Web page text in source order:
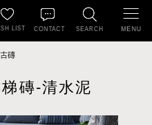
SEARCH
LIST CONTACT MENU
磚
磚-清水泥